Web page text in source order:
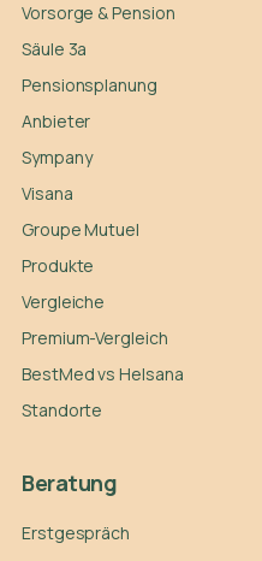
Vorsorge & Pension
Säule 3a
Pensionsplanung
Anbieter
Sympany
Visana
Groupe Mutuel
Produkte
Vergleiche
Premium-Vergleich
BestMed vs Helsana
Standorte
Beratung
Erstgespräch